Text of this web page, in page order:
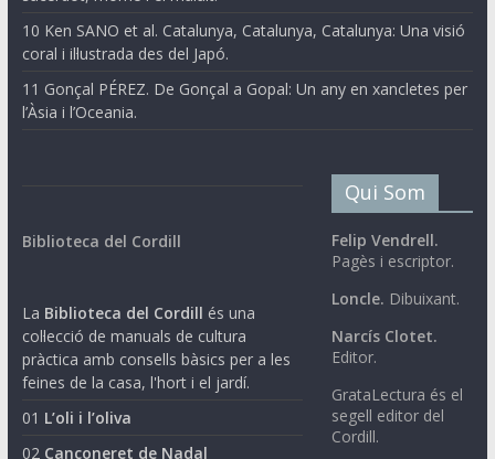
10 Ken SANO et al. Catalunya, Catalunya, Catalunya: Una visió
coral i il·lustrada des del Japó.
11 Gonçal PÉREZ. De Gonçal a Gopal: Un any en xancletes per
l’Àsia i l’Oceania.
Biblioteca del Cordill
La Biblioteca del Cordill és una
col·lecció de manuals de cultura
pràctica amb consells bàsics per a les
feines de la casa, l'hort i el jardí.
01 L’oli i l’oliva
02 Cançoneret de Nadal
Qui Som
Felip Vendrell.
Pagès i escriptor.
Loncle. Dibuixant.
Narcís Clotet.
Editor.
GrataLectura és el
segell editor del
Cordill.